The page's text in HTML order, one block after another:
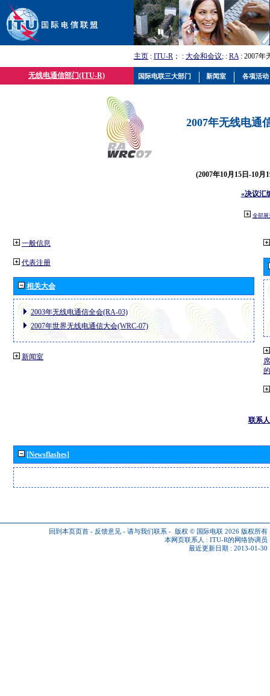
主页 : ITU-R ； : 大会和会议; : RA: 2007年
无线电通信部门(ITU-R)
2007年无线电通
(2007年10月15日-10月
«决议汇
全部展
一般信息
代表注册
相关大会
2003年无线电通信全会(RA-03)
2007年世界无线电通信大会(WRC-07)
新闻室
联系人
[Newsflashes]
回到本页页首 - 反馈意见 - 请与我们联系 - 版权 © 国际电联 2026 版权所有
本网页联系人 : ITU-R的网络协调员
最近更新日期 : 2013-01-30
国际电联三大部门 新闻室 各项活动